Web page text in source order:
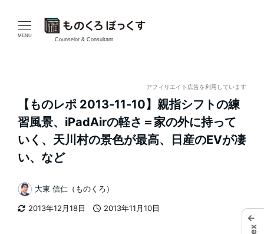
MENU
Counselor & Consultant
アフィリエイト広告を利用しています
【ものレポ 2013-11-10】親指シフトの練
習風景、iPadAirの軽さ＝家の外に持って
いく、天川村の景色が最高、日産のEVが凄
い、など
2013年12月18日
2013年11月10日
著
者
大東 信仁（ものくろ）
←